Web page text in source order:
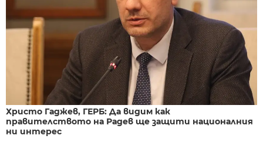
Христо Гаджев, ГЕРБ: Да видим как
правителството на Радев ще защити националния
ни интерес